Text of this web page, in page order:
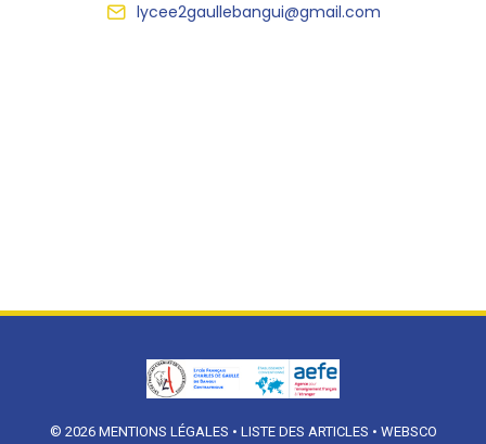
lycee2gaullebangui@gmail.com
© 2026 MENTIONS LÉGALES • LISTE DES ARTICLES • WEBSCO